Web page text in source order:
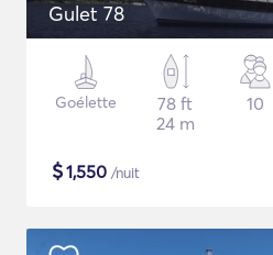
Gulet 78
Goélette
78 ft
24 m
10
$1,550 /nuit